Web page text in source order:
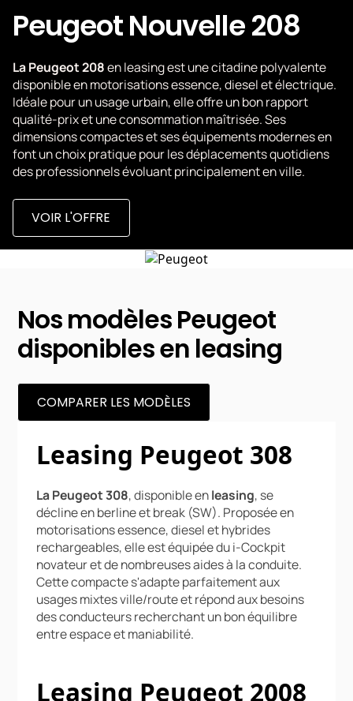
Peugeot Nouvelle 208
La Peugeot 208en leasing est une citadine polyvalente
disponible en motorisations essence, diesel et électrique.
Idéale pour un usage urbain, elle offre un bon rapport
qualité-prix et une consommation maîtrisée. Ses
dimensions compactes et ses équipements modernes en
font un choix pratique pour les déplacements quotidiens
des professionnels évoluant principalement en ville.
VOIR L'OFFRE
Nos modèles Peugeot
disponibles en leasing
COMPARER LES MODÈLES
Leasing Peugeot 308
La Peugeot 308, disponible enleasing, se
décline en berline et break (SW). Proposée en
motorisations essence, diesel et hybrides
rechargeables, elle est équipée du i-Cockpit
novateur et de nombreuses aides à la conduite.
Cette compacte s'adapte parfaitement aux
usages mixtes ville/route et répond aux besoins
des conducteurs recherchant un bon équilibre
entre espace et maniabilité.
Leasing Peugeot 2008